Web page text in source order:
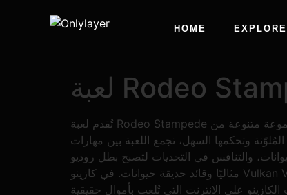
HOME
تُقدم لعبة Rodeo Stampede الجديدة على الإنترنت تجربةً جريئةً ومُغامرةً لمحبي ألعاب الروديو وألعاب إدارة حديقة الحيوانات. في اللعبة، يتحكم اللاعبون بمجموعة متنوعة من
وتحكمها السهل، تجمع اللعبة بين مهارات
والتنافس في التحديات لتصبح بطل روديو
مثاليًا وقائد حديقة حيوانات. في كازينو Vulkan Vegas، جميع ماكينات القمار مُتاحة على الإنترنت، حيث يُمكن لجميع المحترفين اللعب دون قيود، ويمكنك الاستمتاع باللعبة